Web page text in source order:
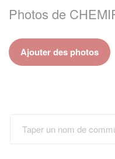
Photos de
Ajouter des photos